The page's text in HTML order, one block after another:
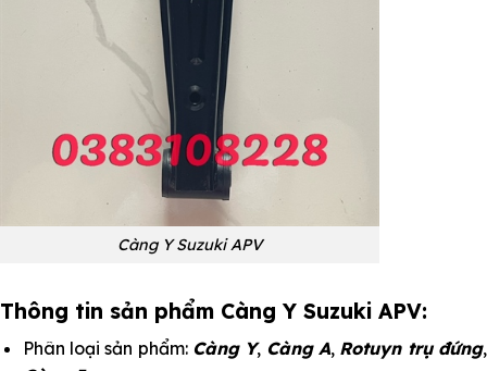
Càng Y Suzuki APV
Thông tin sản phẩm Càng Y Suzuki APV:
Phân loại sản phẩm: Càng Y, Càng A, Rotuyn trụ đứng,